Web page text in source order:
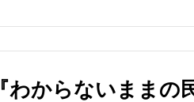
『わからないままの